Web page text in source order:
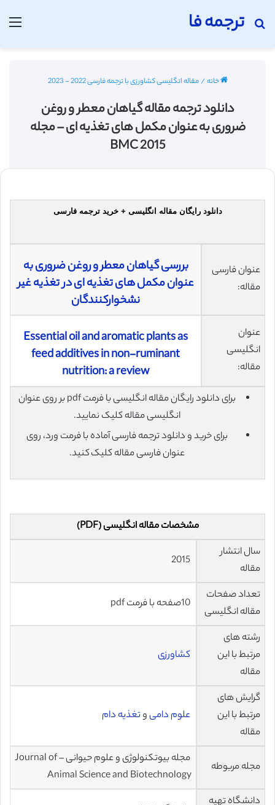
ترجمه فا
جستجو برای
خانه/مقاله انگلیسی کشاورزی با ترجمه فارسی 2022 - 2023
دانلود ترجمه مقاله گیاهان معطر و روغن
ضروری به عنوان مکمل های تغذیه ای – مجله
BMC 2015
دانلود رایگان مقاله انگلیسی + خرید ترجمه فارسی
عنوان فارسی
مقاله:
بررسی گیاهان معطر و روغن ضروری به
عنوان مکمل های تغذیه ای در تغذیه غیر
نشخوارکنندگان
عنوان
انگلیسی
مقاله:
Essential oil and aromatic plants as
feed additives in non-ruminant
nutrition: a review
برای دانلود رایگان مقاله انگلیسی با فرمت pdf بر روی عنوان
انگلیسی مقاله کلیک نمایید.
برای خرید و دانلود ترجمه فارسی آماده با فرمت ورد، روی
عنوان فارسی مقاله کلیک کنید.
مشخصات مقاله انگلیسی (PDF)
سال انتشار
مقاله
تعداد صفحات
مقاله انگلیسی
رشته های
مرتبط با این
مقاله
کشاورزی
گرایش های
مرتبط با این
مقاله
علوم دامیوتغذیه دام
مجله مربوطه
مجله بیوتکنولوژی و علوم حیوانی – Journal of
Animal Science and Biotechnology
دانشگاه تهیه